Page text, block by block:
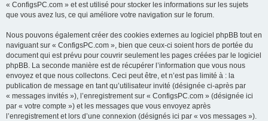
« ConfigsPC.com » et est utilisé pour stocker les informations sur les sujets
que vous avez lus, ce qui améliore votre navigation sur le forum.
Nous pouvons également créer des cookies externes au logiciel phpBB tout en
naviguant sur « ConfigsPC.com », bien que ceux-ci soient hors de portée du
document qui est prévu pour couvrir seulement les pages créées par le logiciel
phpBB. La seconde manière est de récupérer l’information que vous nous
envoyez et que nous collectons. Ceci peut être, et n’est pas limité à : la
publication de message en tant qu’utilisateur invité (désignée ci-après par
« messages invités »), l’enregistrement sur « ConfigsPC.com » (désignée ici
par « votre compte ») et les messages que vous envoyez après
l’enregistrement et lors d’une connexion (désignés ici par « vos messages »).